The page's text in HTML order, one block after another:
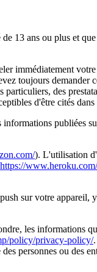
13 ans ou plus et
immédiatement
toujours demander
des
d'être cités
publiées
). L'utilisation
https://
sur votre appareil,
les informations
policy/privacy-policy/
personnes ou des